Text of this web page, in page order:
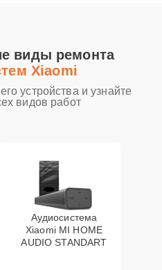
виды ремонта
Xiaomi
устройства и узнайте
видов работ
Аудиосистема
Xiaomi MI HOME
AUDIO STANDART